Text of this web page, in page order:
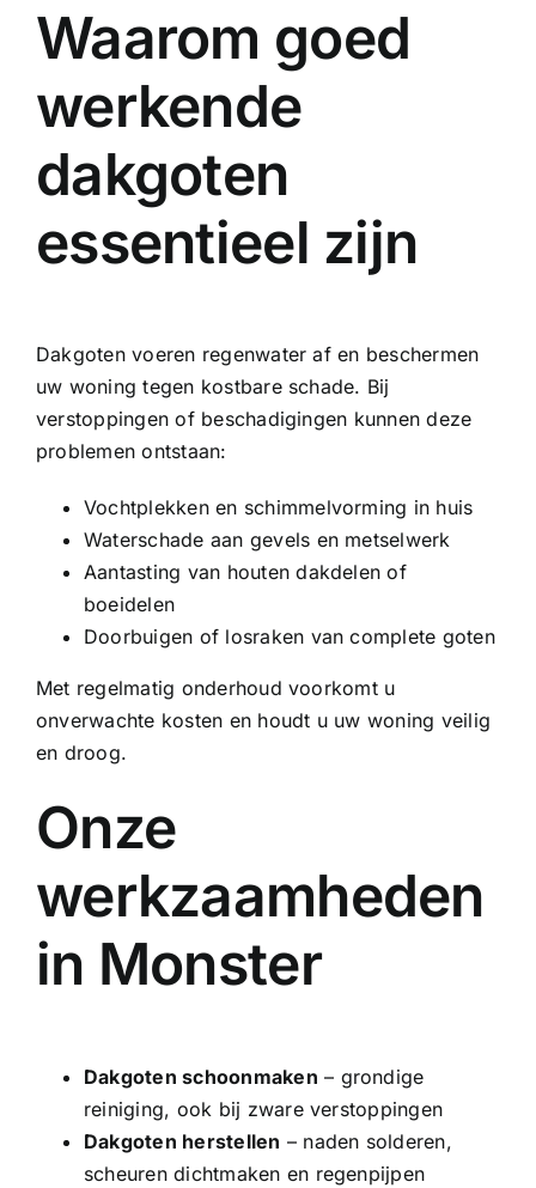
Waarom goed
werkende
dakgoten
essentieel zijn
Dakgoten voeren regenwater af en beschermen
uw woning tegen kostbare schade. Bij
verstoppingen of beschadigingen kunnen deze
problemen ontstaan:
Vochtplekken en schimmelvorming in huis
Waterschade aan gevels en metselwerk
Aantasting van houten dakdelen of
boeidelen
Doorbuigen of losraken van complete goten
Met regelmatig onderhoud voorkomt u
onverwachte kosten en houdt u uw woning veilig
en droog.
Onze
werkzaamheden
in Monster
Dakgoten schoonmaken – grondige
reiniging, ook bij zware verstoppingen
Dakgoten herstellen – naden solderen,
scheuren dichtmaken en regenpijpen